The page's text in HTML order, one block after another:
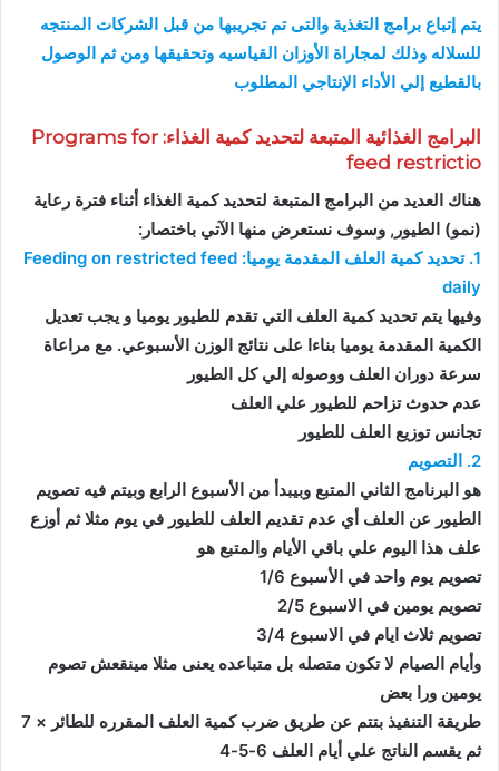
يتم إتباع برامج التغذية والتى تم تجريبها من قبل الشركات المنتجه
للسلاله وذلك لمجاراة الأوزان القياسيه وتحقيقها ومن ثم الوصول
بالقطيع إلي الأداء الإنتاجي المطلوب
البرامج الغذائية المتبعة لتحديد كمية الغذاء: Programs for
feed restrictio
هناك العديد من البرامج المتبعة لتحديد كمية الغذاء أثناء فترة رعاية
(نمو) الطيور, وسوف نستعرض منها الآتي باختصار:
1. تحديد كمية العلف المقدمة يوميا: Feeding on restricted feed
daily
وفيها يتم تحديد كمية العلف التي تقدم للطيور يوميا و يجب تعديل
الكمية المقدمة يوميا بناءا على نتائج الوزن الأسبوعي. مع مراعاة
سرعة دوران العلف ووصوله إلي كل الطيور
عدم حدوث تزاحم للطيور علي العلف
تجانس توزيع العلف للطيور
2. التصويم
هو البرنامج الثاني المتبع وبيبدأ من الأسبوع الرابع وبيتم فيه تصويم
الطيور عن العلف أي عدم تقديم العلف للطيور في يوم مثلا ثم أوزع
علف هذا اليوم علي باقي الأيام والمتبع هو
تصويم يوم واحد في الأسبوع 1/6
تصويم يومين في الاسبوع 2/5
تصويم ثلاث ايام في الاسبوع 3/4
وأيام الصيام لا تكون متصله بل متباعده يعنى مثلا مينقعش تصوم
يومين ورا بعض
طريقة التنفيذ بتتم عن طريق ضرب كمية العلف المقرره للطائر × 7
ثم يقسم الناتج علي أيام العلف 6-5-4